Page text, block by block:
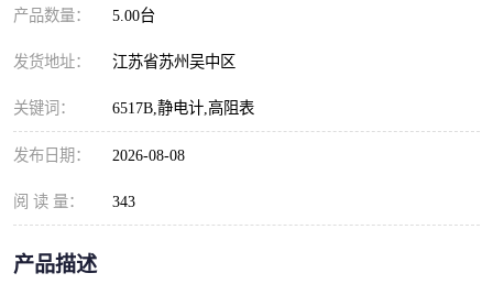
产品数量： 5.00台
发货地址： 江苏省苏州吴中区
关键词： 6517B,静电计,高阻表
发布日期： 2026-08-08
阅 读 量： 343
产品描述